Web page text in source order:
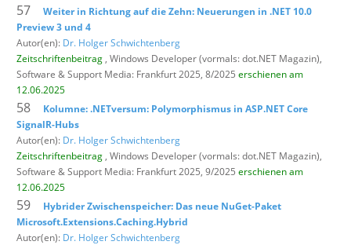
57
Weiter in Richtung auf die Zehn: Neuerungen in .NET 10.0
Preview 3 und 4
Autor(en): Dr. Holger Schwichtenberg
Zeitschriftenbeitrag , Windows Developer (vormals: dot.NET Magazin),
Software & Support Media: Frankfurt 2025, 8/2025 erschienen am
12.06.2025
58
Kolumne: .NETversum: Polymorphismus in ASP.NET Core
SignalR-Hubs
Autor(en): Dr. Holger Schwichtenberg
Zeitschriftenbeitrag , Windows Developer (vormals: dot.NET Magazin),
Software & Support Media: Frankfurt 2025, 9/2025 erschienen am
12.06.2025
59
Hybrider Zwischenspeicher: Das neue NuGet-Paket
Microsoft.Extensions.Caching.Hybrid
Autor(en): Dr. Holger Schwichtenberg